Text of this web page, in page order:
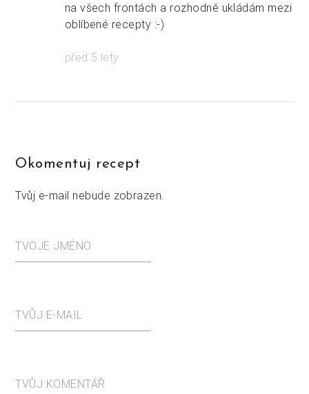
na všech frontách a rozhodně ukládám mezi
oblíbené recepty :-)
před 5 lety
Okomentuj recept
Tvůj e-mail nebude zobrazen.
TVOJE JMÉNO
TVŮJ E-MAIL
TVŮJ KOMENTÁŘ